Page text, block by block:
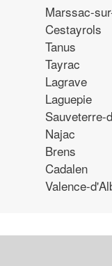
Marssac-
Cestayrols
Tanus
Tayrac
Lagrave
Laguepie
Sauveterre-
Najac
Brens
Cadalen
Valence-